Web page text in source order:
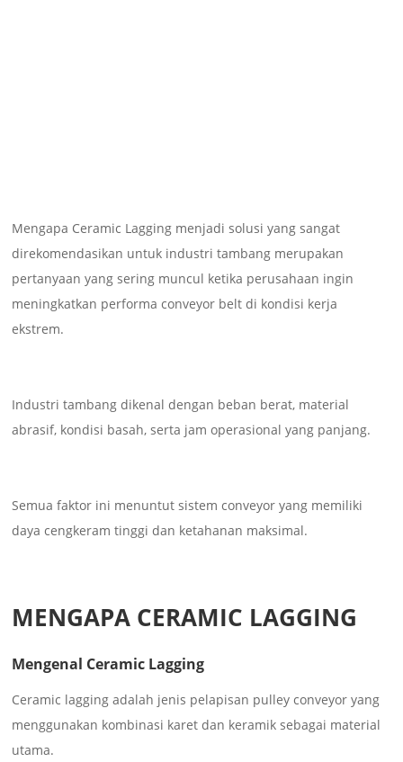
Mengapa Ceramic Lagging menjadi solusi yang sangat
direkomendasikan untuk industri tambang merupakan
pertanyaan yang sering muncul ketika perusahaan ingin
meningkatkan performa conveyor belt di kondisi kerja
ekstrem.
Industri tambang dikenal dengan beban berat, material
abrasif, kondisi basah, serta jam operasional yang panjang.
Semua faktor ini menuntut sistem conveyor yang memiliki
daya cengkeram tinggi dan ketahanan maksimal.
MENGAPA CERAMIC LAGGING
Mengenal Ceramic Lagging
Ceramic lagging adalah jenis pelapisan pulley conveyor yang
menggunakan kombinasi karet dan keramik sebagai material
utama.